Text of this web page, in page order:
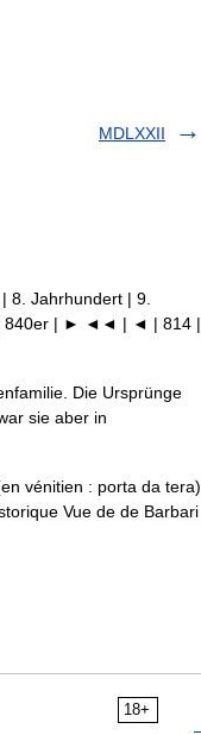
MDLXXII
8. Jahrhundert | 9.
| 840er | ► ◄◄ | ◄ | 814 |
Die Ursprünge
sie aber in
vénitien : porta da tera)
Vue de de Barbari
18+